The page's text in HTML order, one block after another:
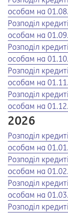
особам на
Opens in a new
Opens a pdf
Розподіл
особам на
Opens in a new
Opens a pdf
Розподіл
особам на
Opens in a new
Opens a pdf
Розподіл
особам на
Opens in a new
Opens a pdf
Розподіл
особам на
2026
Opens in a new
Opens a pdf
Розподіл
особам на
Opens in a new
Opens a pdf
Розподіл
особам на
Opens in a new
Opens a pdf
Розподіл
особам на
Opens in a new
Opens a pdf
Розподіл